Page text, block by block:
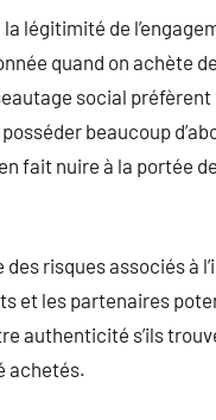
légitimité de
quand on achète
social préfèrent
beaucoup
fait nuire à la portée
des risques associés à
et les partenaires
authenticité s’ils
achetés.